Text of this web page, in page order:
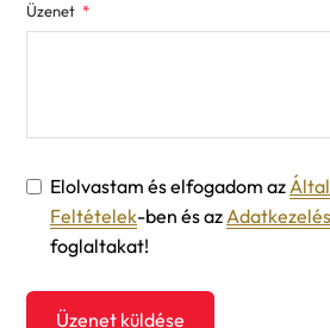
Üzenet
Elolvastam és elfogadom az
Feltételek-ben és az
foglaltakat!
Üzenet küldése